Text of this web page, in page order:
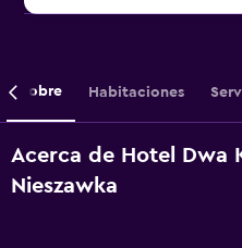
Sobre Habitaciones
Acerca de Hotel Dwa
Nieszawka